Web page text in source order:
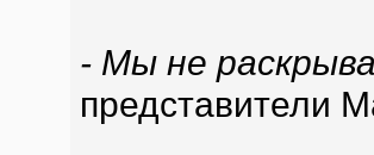
- Мы не
представители